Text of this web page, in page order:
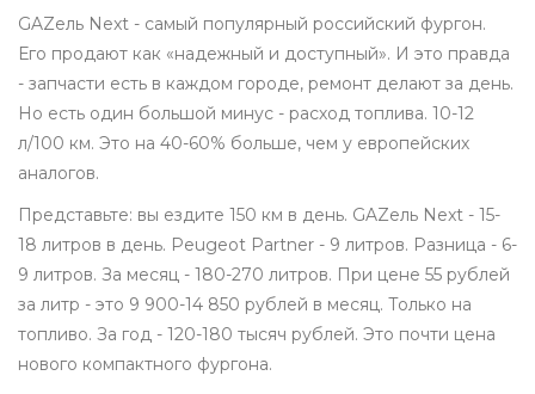
GAZель Next - самый популярный российский фургон.
Его продают как «надежный и доступный». И это правда
- запчасти есть в каждом городе, ремонт делают за день.
Но есть один большой минус - расход топлива. 10-12
л/100 км. Это на 40-60% больше, чем у европейских
аналогов.
Представьте: вы ездите 150 км в день. GAZель Next - 15-
18 литров в день. Peugeot Partner - 9 литров. Разница - 6-
9 литров. За месяц - 180-270 литров. При цене 55 рублей
за литр - это 9 900-14 850 рублей в месяц. Только на
топливо. За год - 120-180 тысяч рублей. Это почти цена
нового компактного фургона.